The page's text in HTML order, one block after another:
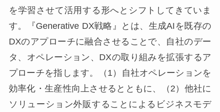
を学習させて活用する形へとシフトしてきていま
す。『Generative DX戦略』とは、生成AIを既存の
DXのアプローチに融合させることで、自社のデー
タ、オペレーション、DXの取り組みを拡張するア
プローチを指します。（1）自社オペレーションを
効率化・生産性向上させるとともに、（2）他社に
ソリューション外販することによるビジネスモデ